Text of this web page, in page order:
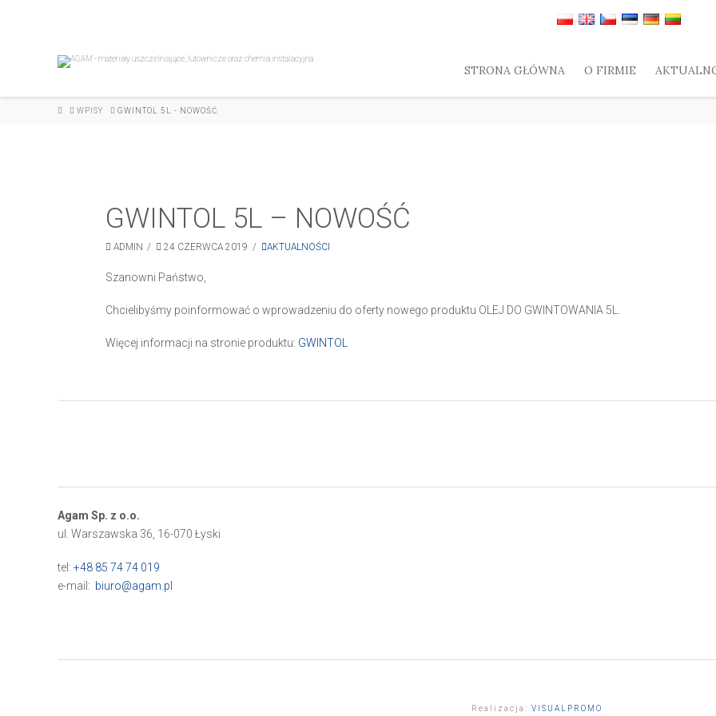
STRONA GŁÓWNA O FIRMIE
HOMEWPISY GWINTOL 5L - NOWOŚĆ
GWINTOL 5L – NOWOŚĆ
ADMIN 24 CZERWCA 2019 AKTUALNOŚCI
Szanowni Państwo,
Chcielibyśmy poinformować o wprowadzeniu do oferty nowego produktu OLEJ DO GWINTOWANIA 5L.
Więcej informacji na stronie produktu: GWINTOL
Agam Sp. z o.o.
ul. Warszawska 36, 16-070 Łyski
tel: +48 85 74 74 019
e-mail: biuro@agam.pl
Realizacja: VISUALPROMO